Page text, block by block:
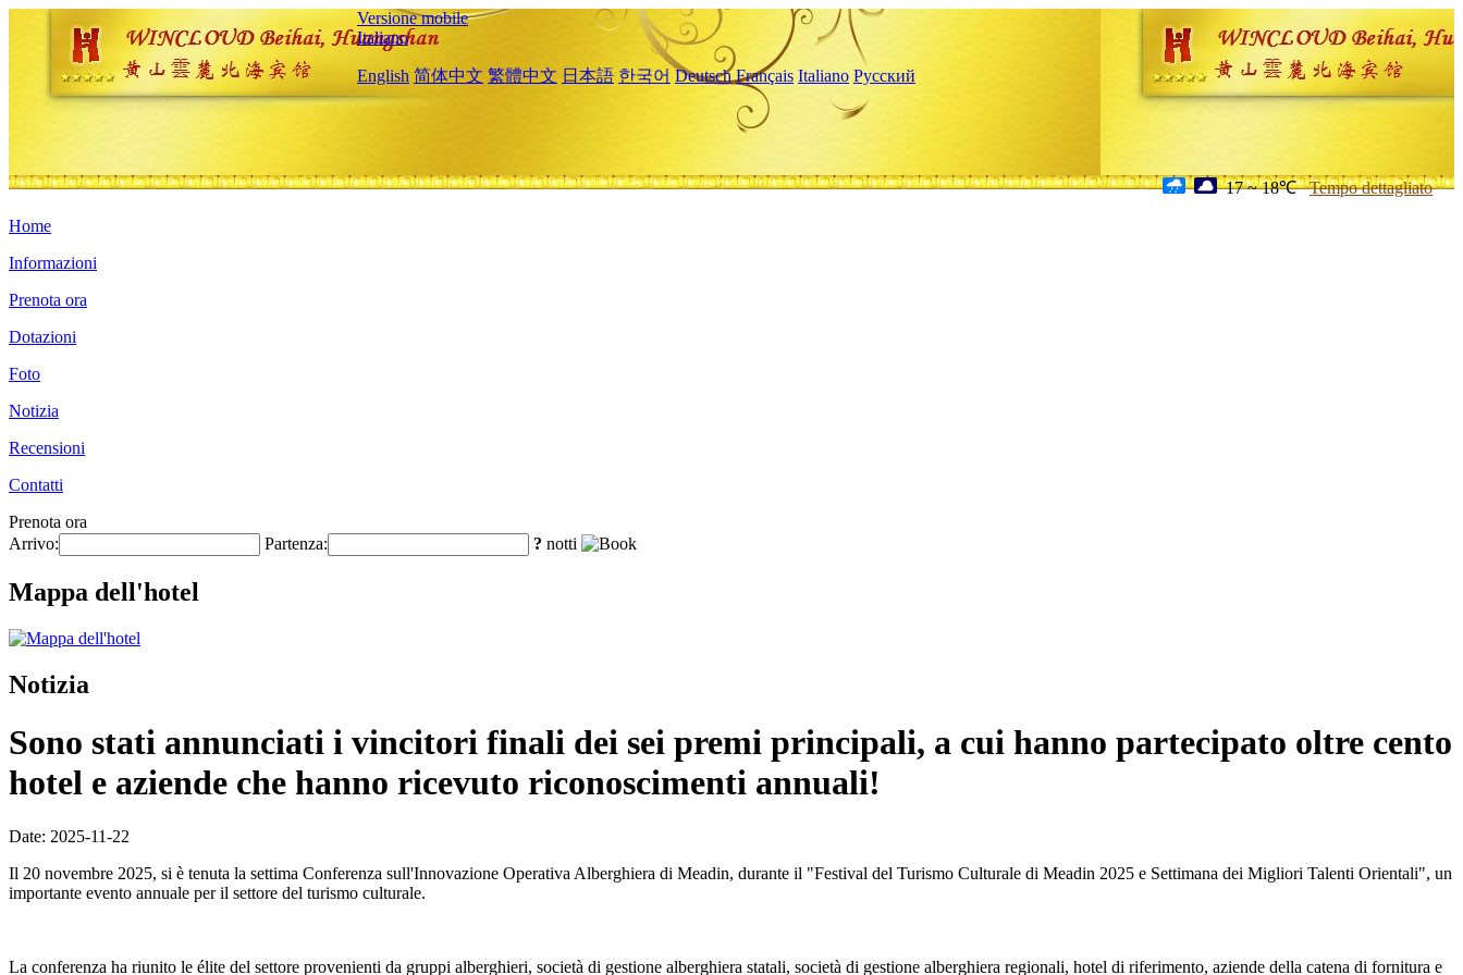
Versione mobile
Italiano
English 简体中文 繁體中文 日本語 한국어 Deutsch Français Italiano Русский
17 ~ 18℃ Tempo dettagliato
Home
Informazioni
Prenota ora
Dotazioni
Foto
Notizia
Recensioni
Contatti
Prenota ora
Arrivo:
Partenza: ? notti
Mappa dell'hotel
Notizia
Sono stati annunciati i vincitori finali dei sei premi principali, a cui hanno partecipato oltre cento
hotel e aziende che hanno ricevuto riconoscimenti annuali!
Date: 2025-11-22
Il 20 novembre 2025, si è tenuta la settima Conferenza sull'Innovazione Operativa Alberghiera di Meadin, durante il "Festival del Turismo Culturale di Meadin 2025 e Settimana dei Migliori Talenti Orientali", un
importante evento annuale per il settore del turismo culturale.
La conferenza ha riunito le élite del settore provenienti da gruppi alberghieri, società di gestione alberghiera statali, società di gestione alberghiera regionali, hotel di riferimento, aziende della catena di fornitura e